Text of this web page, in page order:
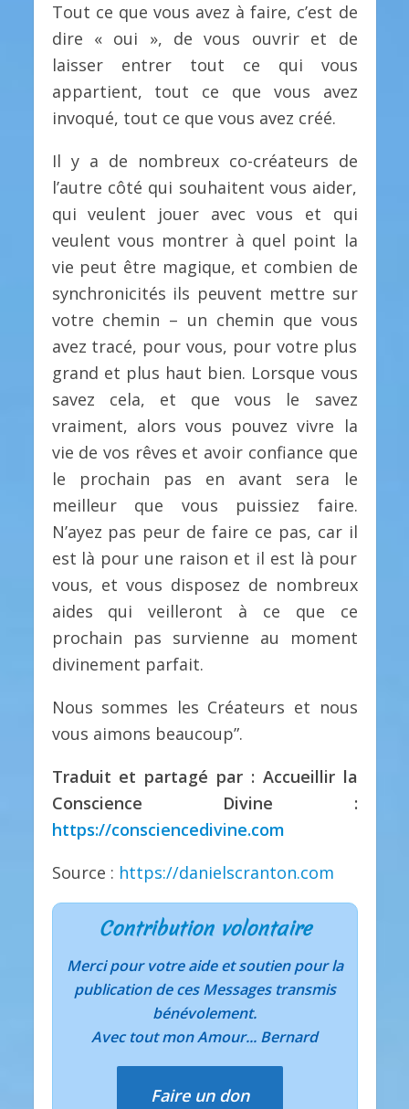
Tout ce que vous avez à faire, c’est de
dire « oui », de vous ouvrir et de
laisser entrer tout ce qui vous
appartient, tout ce que vous avez
invoqué, tout ce que vous avez créé.
Il y a de nombreux co-créateurs de
l’autre côté qui souhaitent vous aider,
qui veulent jouer avec vous et qui
veulent vous montrer à quel point la
vie peut être magique, et combien de
synchronicités ils peuvent mettre sur
votre chemin – un chemin que vous
avez tracé, pour vous, pour votre plus
grand et plus haut bien. Lorsque vous
savez cela, et que vous le savez
vraiment, alors vous pouvez vivre la
vie de vos rêves et avoir confiance que
le prochain pas en avant sera le
meilleur que vous puissiez faire.
N’ayez pas peur de faire ce pas, car il
est là pour une raison et il est là pour
vous, et vous disposez de nombreux
aides qui veilleront à ce que ce
prochain pas survienne au moment
divinement parfait.
Nous sommes les Créateurs et nous
vous aimons beaucoup”.
Traduit et partagé par : Accueillir la
Conscience Divine :
https://consciencedivine.com
Source : https://danielscranton.com
Contribution volontaire
Merci pour votre aide et soutien pour la
publication de ces Messages transmis
bénévolement.
Avec tout mon Amour... Bernard
Faire un don